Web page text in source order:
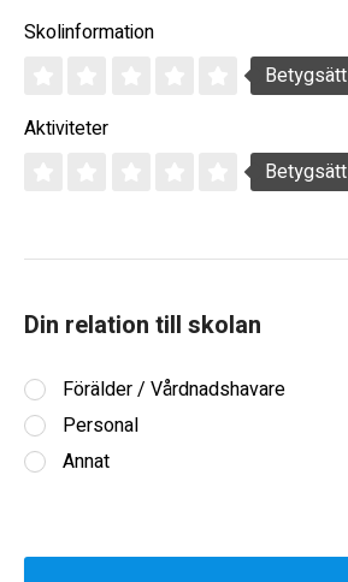
Skolinformation
Betygsätt
Aktiviteter
Betygsätt
Din relation till skolan
Förälder / Vårdnadshavare
Personal
Annat